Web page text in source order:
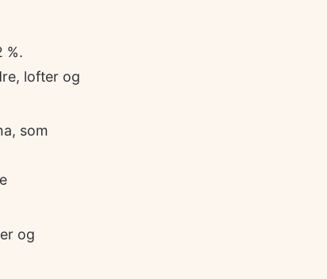
%.
lofter og
som
og